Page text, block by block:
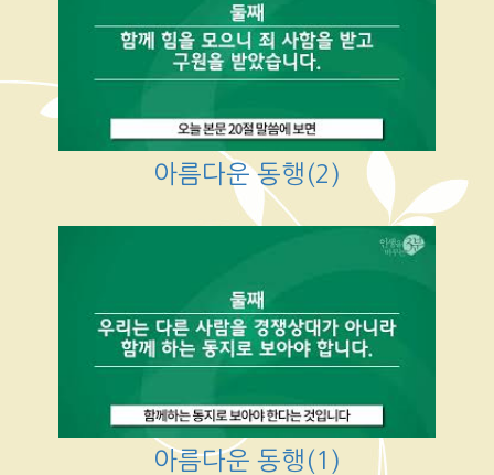
아름다운 동행(2)
아름다운 동행(1)